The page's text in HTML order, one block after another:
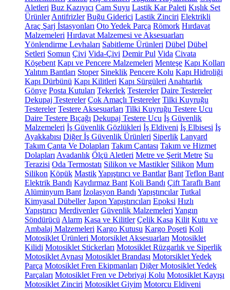
Aletleri Buz Kazıyıcı Cam Suyu Lastik Kar Paleti Kışlık Set
Ürünler Antifrizler Buğu Giderici Lastik Zinciri Elektrikli
Araç Şarj İstasyonları Oto Yedek Parça Römork Hırdavat
Malzemeleri Hırdavat Malzemesi ve Aksesuarları
Yönlendirme Levhaları Sabitleme Ürünleri Dübel Dübel
Setleri Somun Çivi Vida-Çivi Demir Pul Vida Civata
Köşebent Kapı ve Pencere Malzemeleri Menteşe Kapı Kolları
Yalıtım Bantları Stoper Sineklik Pencere Kolu Kapı Hidroliği
Kapı Dürbünü Kapı Kilitleri Kapı Sürgüleri Anahtarlık
Gönye Posta Kutuları Tekerlek Testereler Daire Testereler
Dekupaj Testereler Çok Amaçlı Testereler Tilki Kuyruğu
Testereler Testere Aksesuarları Tilki Kuyruğu Testere Ucu
Daire Testere Bıçağı Dekupaj Testere Ucu İş Güvenlik
Malzemeleri İş Güvenlik Gözlükleri İş Eldiveni İş Elbisesi İş
Ayakkabısı Diğer İş Güvenlik Ürünleri Siperlik Lanyard
Takım Çanta Ve Dolapları Takım Çantası Takım ve Hizmet
Dolapları Avadanlık Ölçü Aletleri Metre ve Şerit Metre Su
Terazisi Oda Termostatı Silikon ve Mastikler Silikon Mum
Silikon Köpük MastikYapıştırıcı ve Bantlar Bant Teflon Bant
Elektrik Bandı Kaydırmaz Bant Koli Bandı Çift Taraflı Bant
Alüminyum Bant İzolasyon Bandı Yapıştırıcılar Tutkal
Kimyasal Dübeller Japon Yapıştırıcıları Epoksi Hızlı
Yapıştırıcı Merdivenler Güvenlik Malzemeleri Yangın
Söndürücü Alarm Kasa ve Kilitler Çelik Kasa Kilit Kutu ve
Ambalaj Malzemeleri Kargo Kutusu Kargo Poşeti Koli
Motosiklet Ürünleri Motorsiklet Aksesuarları Motosiklet
Kilidi Motosiklet Stickerları Motosiklet Rüzgarlık ve Siperlik
Motosiklet Aynası Motosiklet Brandası Motorsiklet Yedek
Parça Motosiklet Fren Ekipmanları Diğer Motosiklet Yedek
Parçaları Motosiklet Fren ve Debriyaj Kolu Motosiklet Kayışı
Motosiklet Zinciri Motosiklet Giyim Motorcu Eldiveni